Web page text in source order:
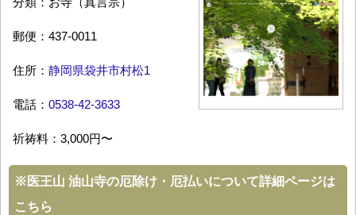
郵便：437-0011
住所： 静岡県袋井市村松1
電話： 0538-42-3633
祈祷料：3,000円〜
※ 医王山 油山寺の厄除け・厄払いについて詳細ページは
こちら